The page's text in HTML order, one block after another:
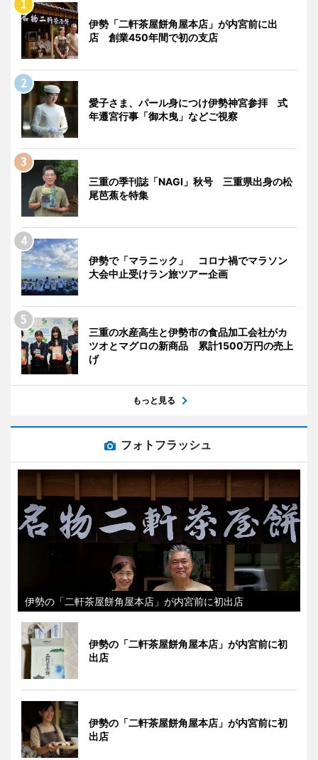
伊勢「二軒茶屋餅角屋本店」が内宮前に出
店 創業450年間で初の支店
愛子さま、パール身につけ伊勢神宮参拝 式
年遷宮行事「御木曳」などご視察
三重の季刊誌「NAGI」秋号 三重県出身の松
尾芭蕉を特集
伊勢で「マラニック」 コロナ禍でマラソン
大会中止受けラン旅ツアー企画
三重の水産高生と伊勢市の食品加工会社がカ
ツオとマグロの新商品 累計1500万円の売上
げ
もっと見る
フォトフラッシュ
伊勢の「二軒茶屋餅角屋本店」が内宮前に初出店
伊勢の「二軒茶屋餅角屋本店」が内宮前に初
出店
伊勢の「二軒茶屋餅角屋本店」が内宮前に初
出店